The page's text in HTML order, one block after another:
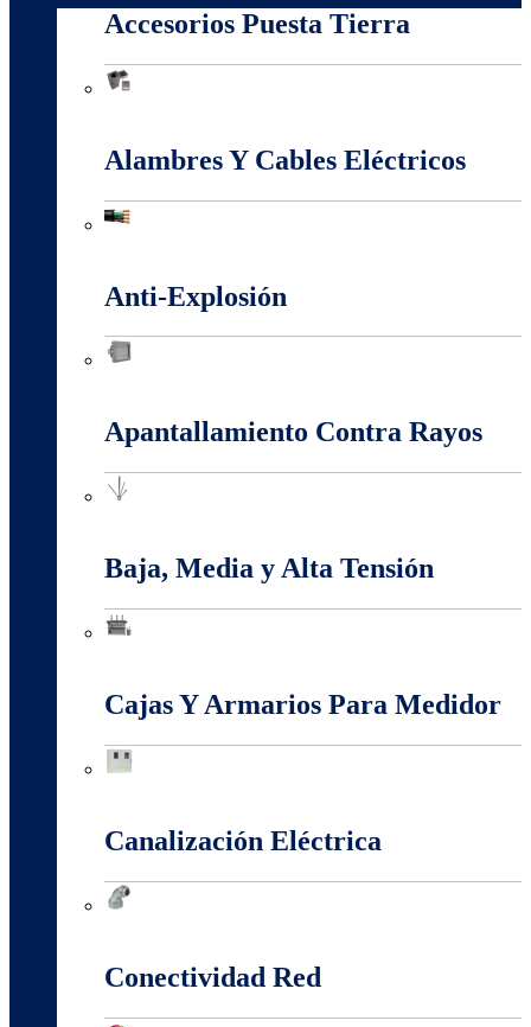
Accesorios Puesta Tierra
Alambres Y Cables Eléctricos
Anti-Explosión
Apantallamiento Contra Rayos
Baja, Media y Alta Tensión
Cajas Y Armarios Para Medidor
Canalización Eléctrica
Conectividad Red